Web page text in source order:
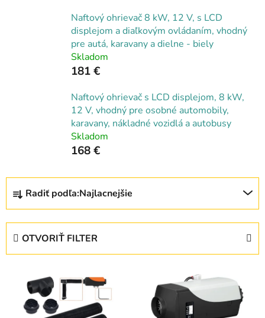
Naftový ohrievač 8 kW, 12 V, s LCD
displejom a diaľkovým ovládaním, vhodný
pre autá, karavany a dielne - biely
Skladom
181 €
Naftový ohrievač s LCD displejom, 8 kW,
12 V, vhodný pre osobné automobily,
karavany, nákladné vozidlá a autobusy
Skladom
168 €
R
d
Radiť podľa:Najlacnejšie
OTVORIŤ FILTER